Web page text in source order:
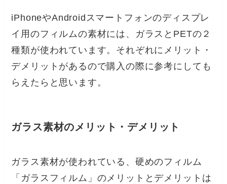
iPhoneやAndroidスマートフォンのディスプレ
イ用のフィルムの素材には、ガラスとPETの２
種類が使われています。それぞれにメリット・
デメリットがあるので購入の際に参考にしても
らえたらと思います。
ガラス素材のメリット・デメリット
ガラス素材が使われている、硬めのフィルム
「ガラスフィルム」のメリットとデメリットは